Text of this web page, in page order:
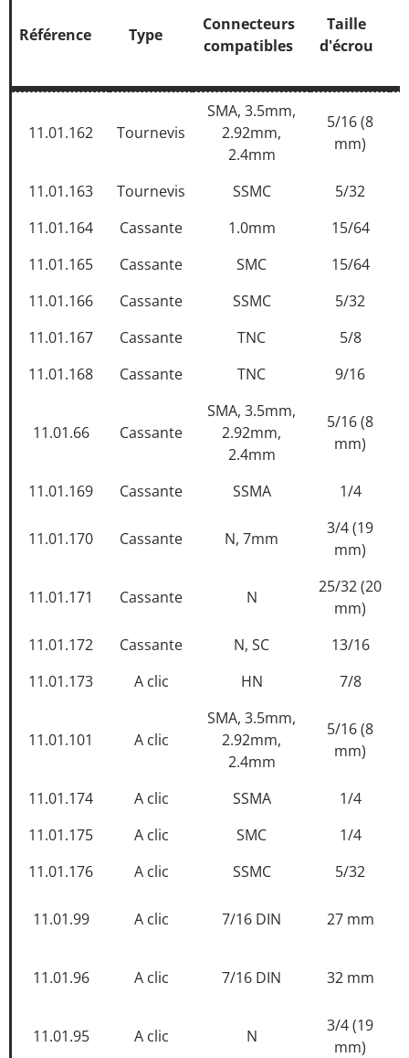
Référence Type
Connecteurs
compatibles
Taille
d'écrou
Connecteurs
compatibles
d'écrou
11.01.162 Tournevis
SMA, 3.5mm,
2.92mm,
2.4mm
5/16 (8
mm)
11.01.163 Tournevis SSMC
5/32
11.01.164
Cassante 1.0mm
15/64
11.01.165
Cassante SMC
15/64
11.01.166
Cassante SSMC
5/32
11.01.167
Cassante TNC
5/8
11.01.168
Cassante TNC 9/16
11.01.66 Cassante
SMA, 3.5mm,
2.92mm,
2.4mm
5/16 (8
mm)
11.01.169 Cassante SSMA 1/4
11.01.170 Cassante N, 7mm
3/4 (19
mm)
11.01.171 Cassante N
25/32 (20
mm)
11.01.172
Cassante N, SC
13/16
11.01.173
A clic HN 7/8
11.01.101 A clic
SMA, 3.5mm,
2.92mm,
2.4mm
5/16 (8
mm)
11.01.174 A clic SSMA
1/4
11.01.175
A clic SMC
1/4
11.01.176
A clic SSMC 5/32
11.01.99 A clic 7/16 DIN 27 mm
11.01.96 A clic 7/16 DIN 32 mm
11.01.95 A clic N
3/4 (19
mm)